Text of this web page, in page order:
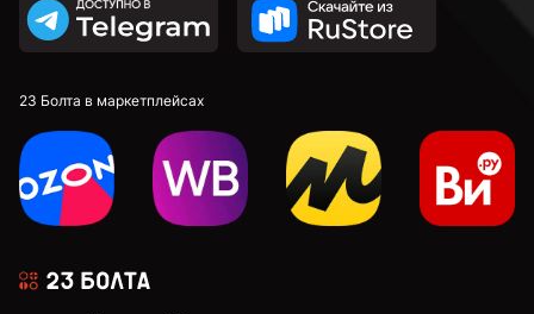
23 Болта в маркетплейсах